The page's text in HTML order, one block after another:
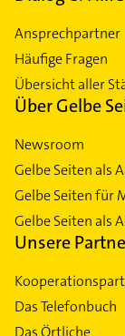
Ansprechpartner
Häufige Fragen
Übersicht aller
Über Gelbe
Newsroom
Gelbe Seiten als
Gelbe Seiten für
Gelbe Seiten als
Unsere
Das Telefonbuch
Das Örtliche